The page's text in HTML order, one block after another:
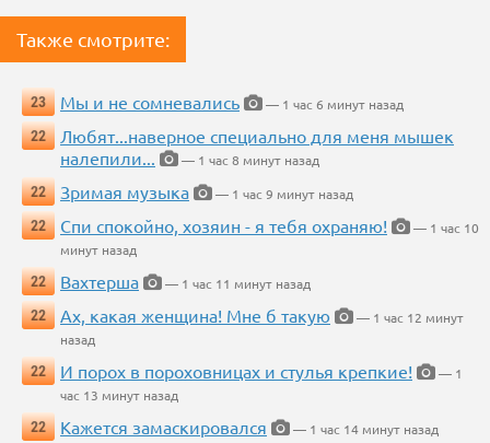
Также смотрите:
23 Мы и не сомневались
— 1 час 6 минут назад
22
Любят...наверное специально для меня мышек
налепили...
— 1 час 8 минут назад
22
Зримая музыка
— 1 час 9 минут назад
22
Спи спокойно, хозяин - я тебя охраняю!
— 1 час 10
минут назад
22
Вахтерша
— 1 час 11 минут назад
22
Ах, какая женщина! Мне б такую
— 1 час 12 минут
назад
22
И порох в пороховницах и стулья крепкие!
— 1
час 13 минут назад
22
Кажется замаскировался
— 1 час 14 минут назад